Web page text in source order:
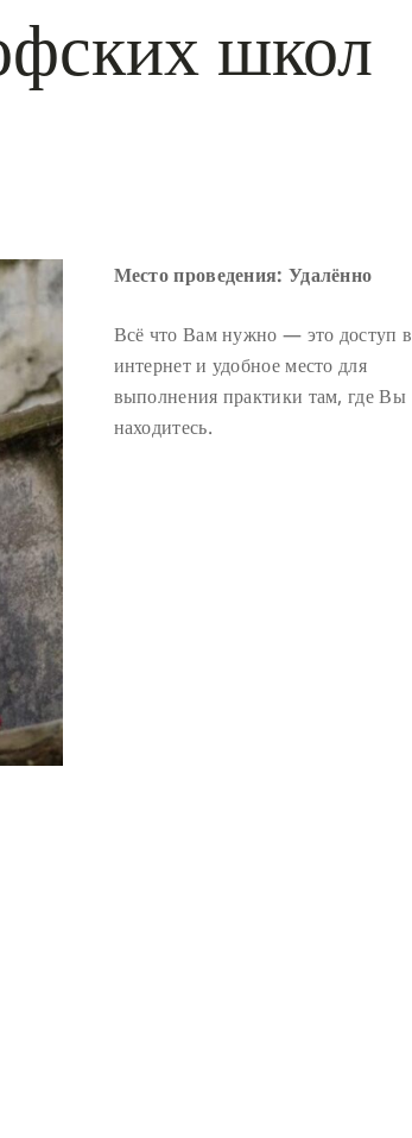
школ
Место проведения: Удалённо
Всё что Вам нужно — это доступ в
интернет и удобное место для
выполнения практики там, где Вы
находитесь.